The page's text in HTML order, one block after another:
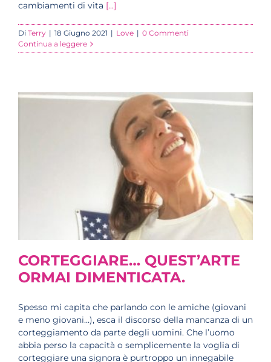
cambiamenti di vita [...]
Di Terry | 18 Giugno 2021 | Love | 0 Commenti
Continua a leggere
CORTEGGIARE… QUEST’ARTE
ORMAI DIMENTICATA.
Spesso mi capita che parlando con le amiche (giovani
e meno giovani…), esca il discorso della mancanza di un
corteggiamento da parte degli uomini. Che l’uomo
abbia perso la capacità o semplicemente la voglia di
corteggiare una signora è purtroppo un innegabile